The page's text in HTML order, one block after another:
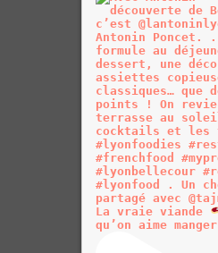
La vraie viande
qu’on aime manger